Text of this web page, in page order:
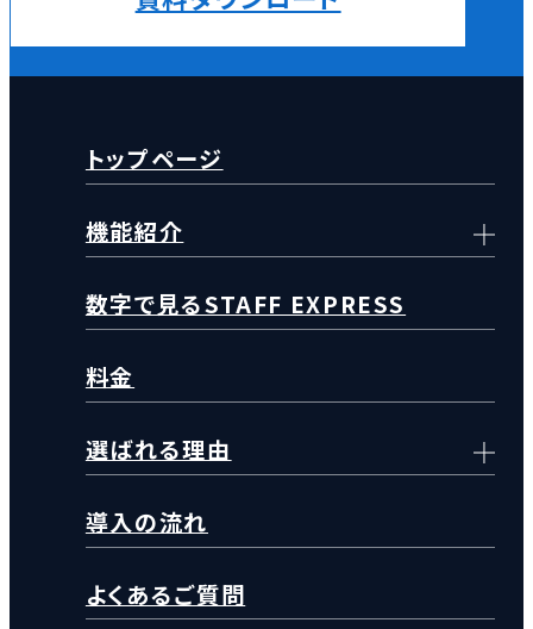
トップページ
機能紹介
数字で見るSTAFF EXPRESS
料金
選ばれる理由
導入の流れ
よくあるご質問